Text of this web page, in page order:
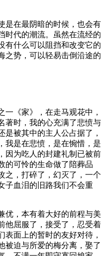
是在最阴暗的时候，也会有
时代的潮流。虽然在流经的
有什么可以阻挡和改变它的
之势，可以轻易击倒沿途的
一《家》，在走马观花中，
著时，我的心充满了悲愤与
被其中的主人公占据了，
我是在悲愤，是在惋惜，是
因为吃人的封建礼制已被前
的可怜的生命做了陪葬品
之，打碎了，幻灭了，一个
子血泪的旧路我们不会重
优，本有着大好的前程与美
他屈服了，接受了，忍受着
表面上的暂时的友好对待，
被迫与所爱的梅分离，娶了